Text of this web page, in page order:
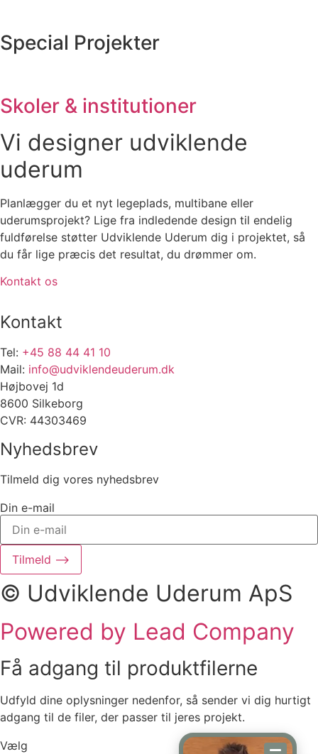
Special Projekter
Skoler & institutioner
Vi designer udviklende
uderum
Planlægger du et nyt legeplads, multibane eller
uderumsprojekt? Lige fra indledende design til endelig
fuldførelse støtter Udviklende Uderum dig i projektet, så
du får lige præcis det resultat, du drømmer om.
Kontakt os
Kontakt
Tel: +45 88 44 41 10
Mail: info@udviklendeuderum.dk
Højbovej 1d
8600 Silkeborg
CVR: 44303469
Nyhedsbrev
Tilmeld dig vores nyhedsbrev
Din e-mail
Tilmeld ⟶
© Udviklende Uderum ApS
Powered by Lead Company
Få adgang til produktfilerne
Udfyld dine oplysninger nedenfor, så sender vi dig hurtigt
adgang til de filer, der passer til jeres projekt.
Vælg